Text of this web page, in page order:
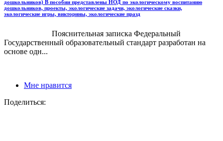
дошкольников) В пособии представлены НОД по экологическому воспитанию
дошкольников, проекты, экологические задачи, экологические сказки,
экологические игры, викторины, экологические празд
Пояснительная записка Федеральный
Государственный образовательный стандарт разработан на
основе одн...
Мне нравится
Поделиться: